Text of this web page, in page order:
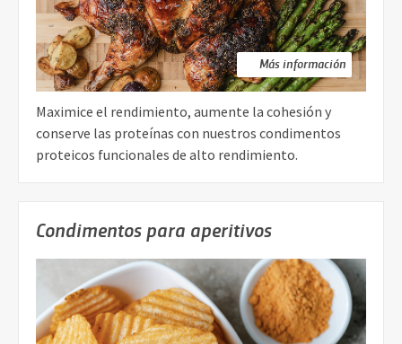
Más información
Maximice el rendimiento, aumente la cohesión y
conserve las proteínas con nuestros condimentos
proteicos funcionales de alto rendimiento.
Condimentos para aperitivos